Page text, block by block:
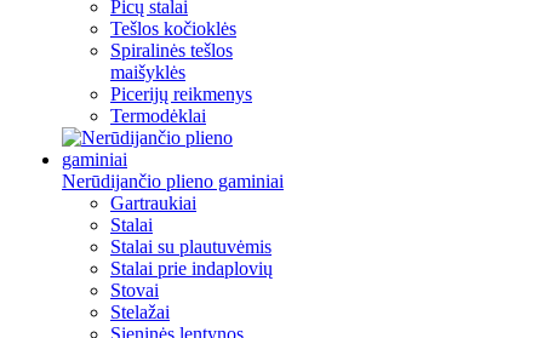
Picų stalai
Tešlos kočioklės
Spiralinės tešlos
maišyklės
Picerijų reikmenys
Termodėklai
Nerūdijančio plieno gaminiai
Gartraukiai
Stalai
Stalai su plautuvėmis
Stalai prie indaplovių
Stovai
Stelažai
Sieninės lentynos